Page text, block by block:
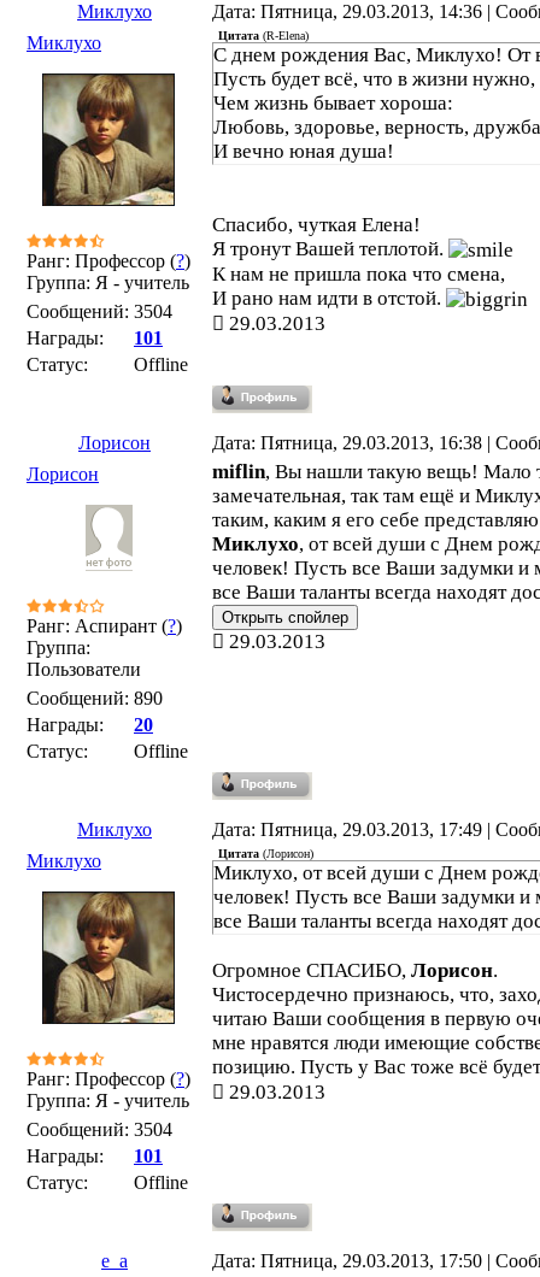
Миклухо
Дата: Пятница, 29.03.2013, 14:36 |
Миклухо
Ранг: Профессор (?)
Группа: Я - учитель
Сообщений: 3504
Награды:
101
Статус:
Offline
Цитата (R-Elena)
С днем рождения Вас, Миклухо! От
Пусть будет всё, что в жизни нужно,
Чем жизнь бывает хороша:
Любовь, здоровье, верность, дружба
И вечно юная душа!
Спасибо, чуткая Елена!
Я тронут Вашей теплотой.
К нам не пришла пока что смена,
И рано нам идти в отстой.
29.03.2013
Лорисон
Дата: Пятница, 29.03.2013, 16:38 |
Лорисон
Ранг: Аспирант (?)
Группа:
Пользователи
Сообщений: 890
Награды:
20
Статус:
Offline
miflin, Вы нашли такую вещь! Мало
замечательная, так там ещё и
таким, каким я его себе
Миклухо, от всей души с Днем
человек! Пусть все Ваши задумки и
все Ваши таланты всегда находят
29.03.2013
Миклухо
Дата: Пятница, 29.03.2013, 17:49 |
Миклухо
Ранг: Профессор (?)
Группа: Я - учитель
Сообщений: 3504
Награды:
101
Статус:
Offline
Цитата (Лорисон)
Миклухо, от всей души с Днем
человек! Пусть все Ваши задумки и
все Ваши таланты всегда находят
Огромное СПАСИБО, Лорисон.
Чистосердечно признаюсь, что,
читаю Ваши сообщения в первую
мне нравятся люди имеющие
позицию. Пусть у Вас тоже всё
29.03.2013
e_a
Дата: Пятница, 29.03.2013, 17:50 |